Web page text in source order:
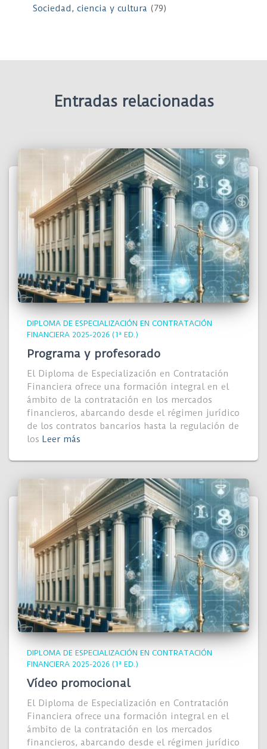
Sociedad, ciencia y cultura (79)
Entradas relacionadas
DIPLOMA DE ESPECIALIZACIÓN EN CONTRATACIÓN
FINANCIERA 2025-2026 (1ª ED.)
Programa y profesorado
El Diploma de Especialización en Contratación
Financiera ofrece una formación integral en el
ámbito de la contratación en los mercados
financieros, abarcando desde el régimen jurídico
de los contratos bancarios hasta la regulación de
los Leer más
DIPLOMA DE ESPECIALIZACIÓN EN CONTRATACIÓN
FINANCIERA 2025-2026 (1ª ED.)
Vídeo promocional
El Diploma de Especialización en Contratación
Financiera ofrece una formación integral en el
ámbito de la contratación en los mercados
financieros, abarcando desde el régimen jurídico